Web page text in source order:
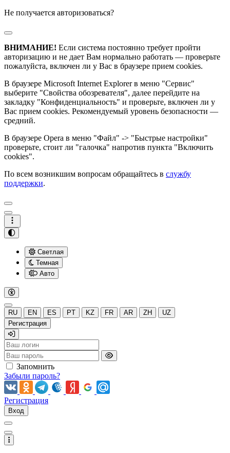
Не получается авторизоваться?
ВНИМАНИЕ! Если система постоянно требует пройти
авторизацию и не дает Вам нормально работать — проверьте
пожалуйста, включен ли у Вас в браузере прием cookies.
В браузере Microsoft Internet Explorer в меню "Сервис"
выберите "Свойства обозревателя", далее перейдите на
закладку "Конфиденциальность" и проверьте, включен ли у
Вас прием cookies. Рекомендуемый уровень безопасности —
средний.
В браузере Opera в меню "Файл" -> "Быстрые настройки"
проверьте, стоит ли "галочка" напротив пункта "Включить
cookies".
По всем возникшим вопросам обращайтесь в службу
поддержки.
Светлая
Темная
Авто
RU EN ES PT KZ FR AR ZH
UZ
Регистрация
Запомнить
Забыли пароль?
Регистрация
Вход